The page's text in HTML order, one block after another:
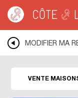
proche des golfs
>
MODIFIER MA
VENTE